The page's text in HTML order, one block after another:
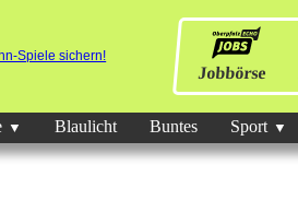
Jobbörse
Blaulicht Buntes Sport